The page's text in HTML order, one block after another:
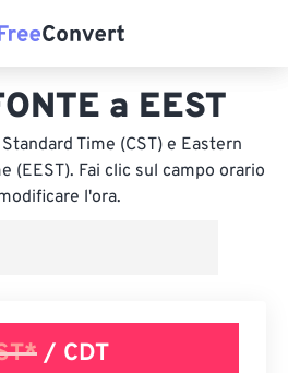
a EEST
Time (CST) e Eastern
(EEST). Fai clic sul campo orario
l'ora.
/ CDT